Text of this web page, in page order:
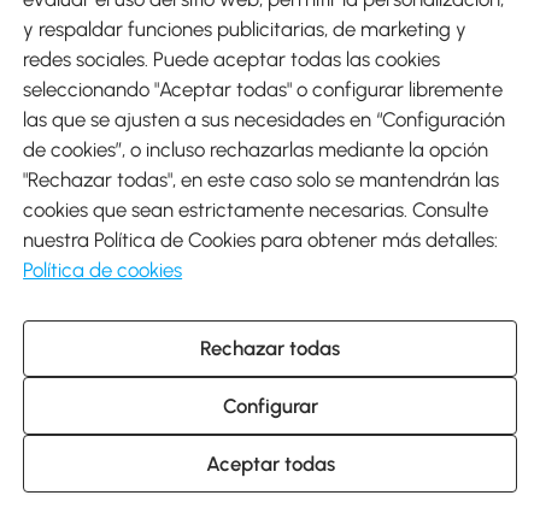
Envíos
Descargar Aosom App
Google Play
931 29 45 12 (L-V de 8:30 a 17:30h)
atencioncliente@aosom.es
C/ Roc Gros, nº 15. 08550 Els Hostalets de Balenyà (Barcelona),
España
© 2014-2026 SPANISH AOSOM, S.L (NIF: B66295775) Todos los
y respaldar funciones publicitarias, de marketing y
redes sociales. Puede aceptar todas las cookies
seleccionando "Aceptar todas" o configurar libremente
las que se ajusten a sus necesidades en “Configuración
de cookies”, o incluso rechazarlas mediante la opción
"Rechazar todas", en este caso solo se mantendrán las
cookies que sean estrictamente necesarias. Consulte
nuestra Política de Cookies para obtener más detalles:
Política de cookies
Rechazar todas
Configurar
Aceptar todas